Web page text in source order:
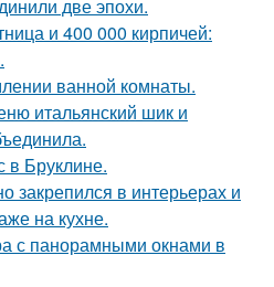
две эпохи.
и 400 000 кирпичей:
ванной комнаты.
итальянский шик и
в Бруклине.
закрепился в интерьерах и
на кухне.
с панорамными окнами в